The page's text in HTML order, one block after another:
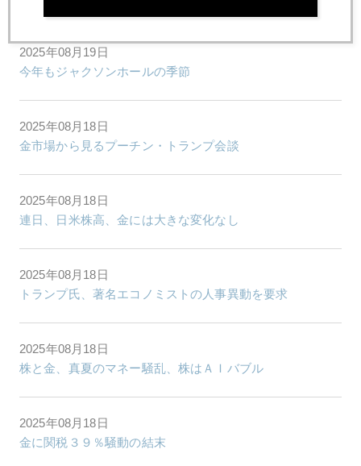
2025年08月19日
今年もジャクソンホールの季節
2025年08月18日
金市場から見るプーチン・トランプ会談
2025年08月18日
連日、日米株高、金には大きな変化なし
2025年08月18日
トランプ氏、著名エコノミストの人事異動を要求
2025年08月18日
株と金、真夏のマネー騒乱、株はＡＩバブル
2025年08月18日
金に関税３９％騒動の結末